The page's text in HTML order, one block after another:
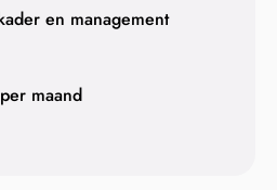
en management
maand